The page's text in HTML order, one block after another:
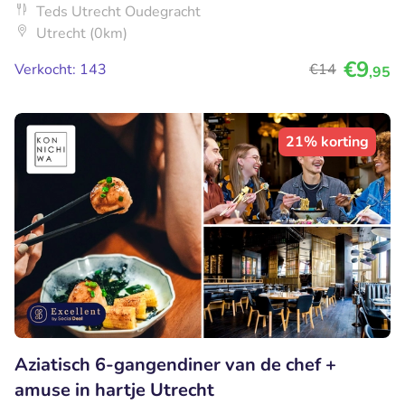
Teds Utrecht Oudegracht
Utrecht (0km)
Verkocht: 143
€14 €9,95
21% korting
Aziatisch 6-gangendiner van de chef +
amuse in hartje Utrecht